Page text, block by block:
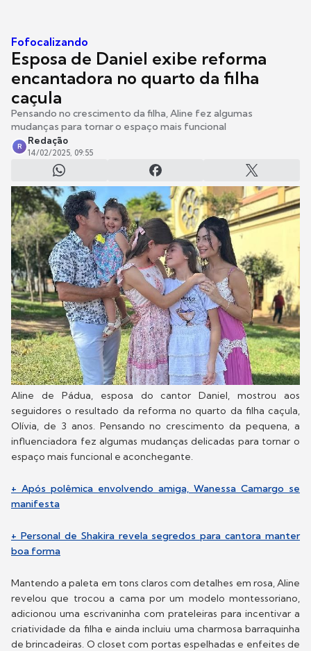
Fofocalizando
Esposa de Daniel exibe reforma
encantadora no quarto da filha
caçula
Pensando no crescimento da filha, Aline fez algumas
mudanças para tornar o espaço mais funcional
R
Redação
14/02/2025, 09:55
Aline de Pádua, esposa do cantor Daniel, mostrou aos
seguidores o resultado da reforma no quarto da filha caçula,
Olívia, de 3 anos. Pensando no crescimento da pequena, a
influenciadora fez algumas mudanças delicadas para tornar o
espaço mais funcional e aconchegante.
+ Após polêmica envolvendo amiga, Wanessa Camargo se
manifesta
+ Personal de Shakira revela segredos para cantora manter
boa forma
Mantendo a paleta em tons claros com detalhes em rosa, Aline
revelou que trocou a cama por um modelo montessoriano,
adicionou uma escrivaninha com prateleiras para incentivar a
criatividade da filha e ainda incluiu uma charmosa barraquinha
de brincadeiras. O closet com portas espelhadas e enfeites de